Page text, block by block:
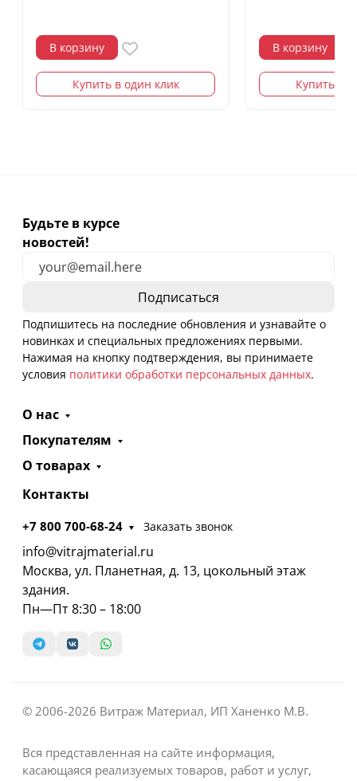
В корзину
Купить в один клик
В корзину
Купить в
Будьте в курсе
новостей!
Подпишитесь на последние обновления и узнавайте о
новинках и специальных предложениях первыми.
Нажимая на кнопку подтверждения, вы принимаете
условия политики обработки персональных данных.
О нас
Покупателям
О товарах
Контакты
+7 800 700-68-24 Заказать звонок
info@vitrajmaterial.ru
Москва, ул. Планетная, д. 13, цокольный этаж
здания.
Пн—Пт 8:30 – 18:00
© 2006-2026 Витраж Материал, ИП Ханенко М.В.
Вся представленная на сайте информация,
касающаяся реализуемых товаров, работ и услуг,